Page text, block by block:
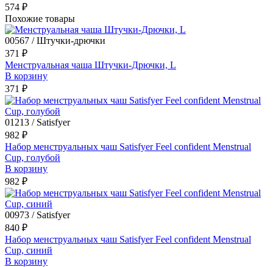
574 ₽
Похожие товары
00567 / Штучки-дрючки
371 ₽
Менструальная чаша Штучки-Дрючки, L
В корзину
371 ₽
01213 / Satisfyer
982 ₽
Набор менструальных чаш Satisfyer Feel confident Menstrual
Cup, голубой
В корзину
982 ₽
00973 / Satisfyer
840 ₽
Набор менструальных чаш Satisfyer Feel confident Menstrual
Cup, синий
В корзину